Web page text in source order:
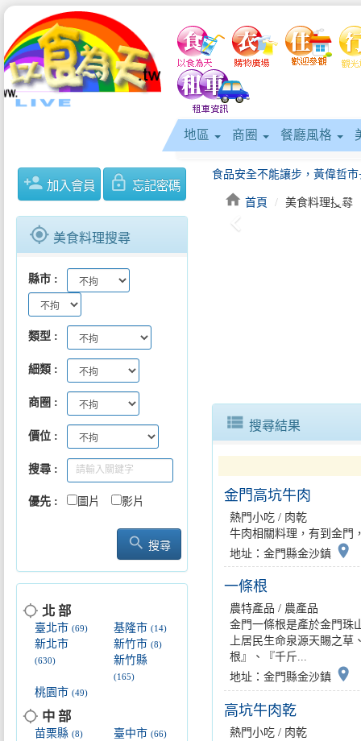
地區 商圈 餐廳風格
person_add 加入會員 lock_outline 忘記密碼
gps_fixed 美食料理搜尋
縣市
類型
細類
商圈
價位
搜尋
優先 圖片 影片
search 搜尋
location_searching 北 部
臺北市 (69) 基隆市(14)
新北市
(630)
新竹市(8)
新竹縣
(165)
桃園市 (49)
location_searching 中 部
苗栗縣 (8) 臺中市(66)
「2026大口吃萬華美食祭」5/
home 首頁 美食料理搜尋
keyboard_arrow_left
view_list 搜尋結果
金門高坑牛肉
熱門小吃 / 肉乾
牛肉相關料理，有到金門
地址：金門縣金沙鎮 place
一條根
農特產品 / 農產品
金門一條根是產於金門珠
上居民生命泉源天賜之
根』、『千斤...
地址：金門縣金沙鎮 place
高坑牛肉乾
熱門小吃 / 肉乾